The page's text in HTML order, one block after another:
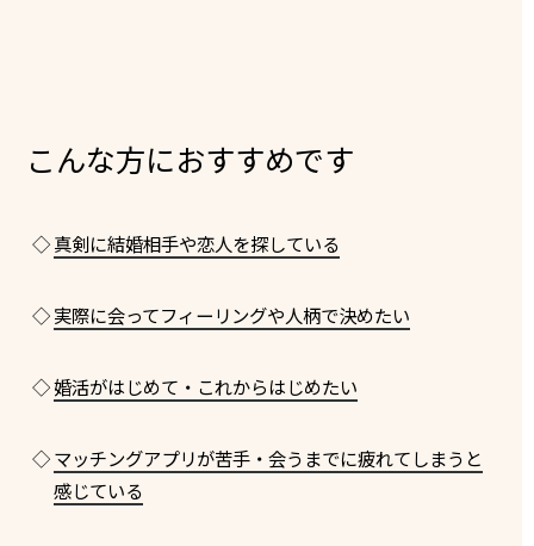
こんな方におすすめです
◇真剣に結婚相手や恋人を探している
◇実際に会ってフィーリングや人柄で決めたい
◇婚活がはじめて・これからはじめたい
◇マッチングアプリが苦手・会うまでに疲れてしまうと
感じている